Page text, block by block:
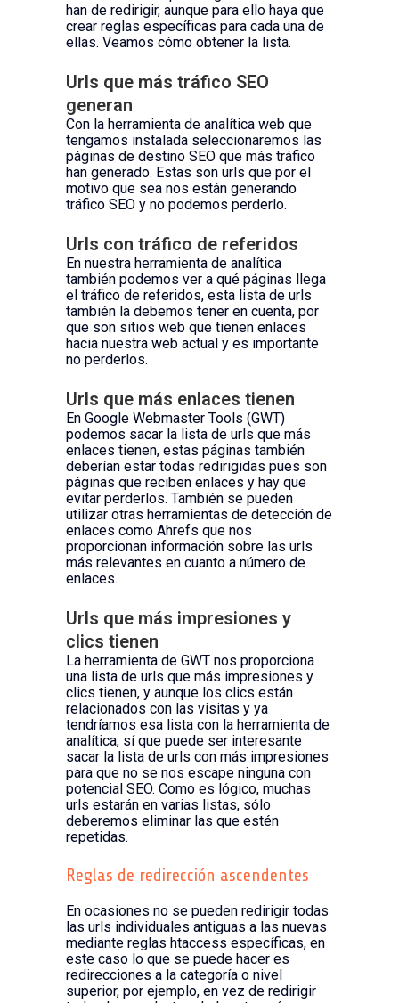
han de redirigir, aunque para ello haya que
crear reglas específicas para cada una de
ellas. Veamos cómo obtener la lista.
Urls que más tráfico SEO
generan
Con la herramienta de analítica web que
tengamos instalada seleccionaremos las
páginas de destino SEO que más tráfico
han generado. Estas son urls que por el
motivo que sea nos están generando
tráfico SEO y no podemos perderlo.
Urls con tráfico de referidos
En nuestra herramienta de analítica
también podemos ver a qué páginas llega
el tráfico de referidos, esta lista de urls
también la debemos tener en cuenta, por
que son sitios web que tienen enlaces
hacia nuestra web actual y es importante
no perderlos.
Urls que más enlaces tienen
En Google Webmaster Tools (GWT)
podemos sacar la lista de urls que más
enlaces tienen, estas páginas también
deberían estar todas redirigidas pues son
páginas que reciben enlaces y hay que
evitar perderlos. También se pueden
utilizar otras herramientas de detección de
enlaces como Ahrefs que nos
proporcionan información sobre las urls
más relevantes en cuanto a número de
enlaces.
Urls que más impresiones y
clics tienen
La herramienta de GWT nos proporciona
una lista de urls que más impresiones y
clics tienen, y aunque los clics están
relacionados con las visitas y ya
tendríamos esa lista con la herramienta de
analítica, sí que puede ser interesante
sacar la lista de urls con más impresiones
para que no se nos escape ninguna con
potencial SEO. Como es lógico, muchas
urls estarán en varias listas, sólo
deberemos eliminar las que estén
repetidas.
Reglas de redirección ascendentes
En ocasiones no se pueden redirigir todas
las urls individuales antiguas a las nuevas
mediante reglas htaccess específicas, en
este caso lo que se puede hacer es
redirecciones a la categoría o nivel
superior, por ejemplo, en vez de redirigir